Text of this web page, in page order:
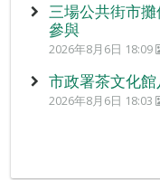
三場公共街市
參與
2026年8月6日 18:09
市政署茶文化
2026年8月6日 18:03